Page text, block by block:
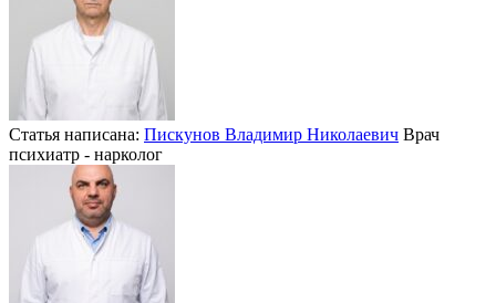
Статья написана: Пискунов Владимир Николаевич Врач
психиатр - нарколог